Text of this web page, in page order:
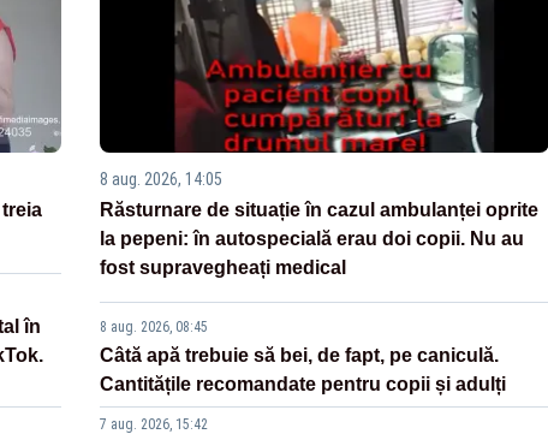
în
8 aug. 2026, 14:05
Răsturnare de situație în cazul ambulanței oprite
la pepeni: în autospecială erau doi copii. Nu au
fost supravegheați medical
8 aug. 2026, 08:45
Câtă apă trebuie să bei, de fapt, pe caniculă.
Cantitățile recomandate pentru copii și adulți
7 aug. 2026, 15:42